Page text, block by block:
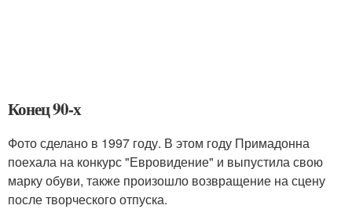
Конец 90-х
Фото сделано в 1997 году. В этом году Примадонна
поехала на конкурс "Евровидение" и выпустила свою
марку обуви, также произошло возвращение на сцену
после творческого отпуска.